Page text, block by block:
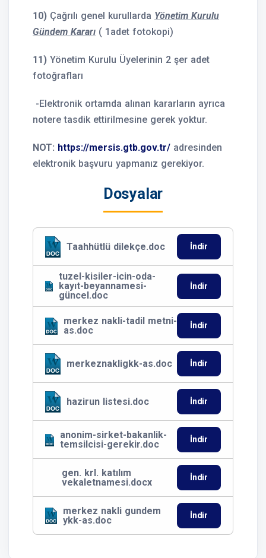
10) Çağrılı genel kurullarda Yönetim Kurulu
Gündem Kararı ( 1adet fotokopi)
11) Yönetim Kurulu Üyelerinin 2 şer adet
fotoğrafları
-Elektronik ortamda alınan kararların ayrıca
notere tasdik ettirilmesine gerek yoktur.
NOT: https://mersis.gtb.gov.tr/ adresinden
elektronik başvuru yapmanız gerekiyor.
Dosyalar
Taahhütlü dilekçe.doc İndir
tuzel-kisiler-icin-oda-
kayıt-beyannamesi-
güncel.doc
İndir
merkez nakli-tadil metni-
as.doc
İndir
merkeznakligkk-as.doc İndir
hazirun listesi.doc İndir
anonim-sirket-bakanlik-
temsilcisi-gerekir.doc
İndir
gen. krl. katılım
vekaletnamesi.docx
İndir
merkez nakli gundem
ykk-as.doc
İndir